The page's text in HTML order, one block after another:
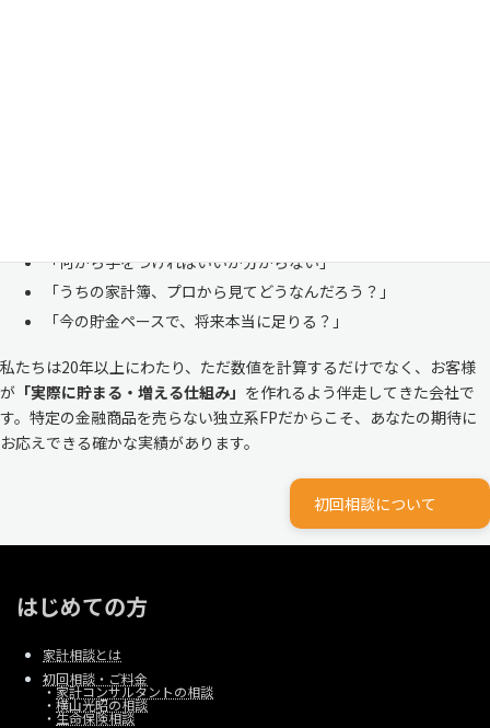
「何から手をつければいいか分からない」
「うちの家計簿、プロから見てどうなんだろう？」
「今の貯金ペースで、将来本当に足りる？」
私たちは20年以上にわたり、ただ数値を計算するだけでなく、お客様
が 「実際に貯まる・増える仕組み」 を作れるよう伴走してきた会社で
す。特定の金融商品を売らない独立系FPだからこそ、あなたの期待に
お応えできる確かな実績があります。
初回相談について
はじめての方
家計相談とは
初回相談・ご料金
・家計コンサルタントの相談
・ 横山光昭の相談
・ 生命保険相談